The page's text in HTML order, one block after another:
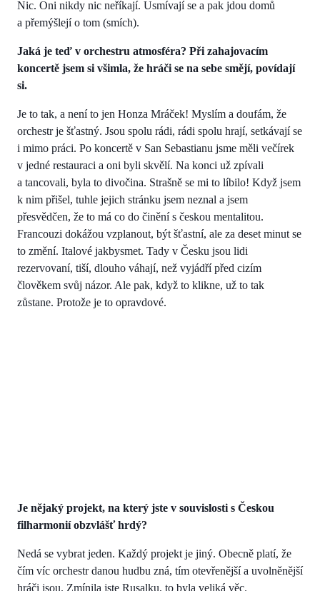
Nic. Oni nikdy nic neříkají. Usmívají se a pak jdou domů
a přemýšlejí o tom (smích).
Jaká je teď v orchestru atmosféra? Při zahajovacím
koncertě jsem si všimla, že hráči se na sebe smějí, povídají
si.
Je to tak, a není to jen Honza Mráček! Myslím a doufám, že
orchestr je šťastný. Jsou spolu rádi, rádi spolu hrají, setkávají se
i mimo práci. Po koncertě v San Sebastianu jsme měli večírek
v jedné restauraci a oni byli skvělí. Na konci už zpívali
a tancovali, byla to divočina. Strašně se mi to líbilo! Když jsem
k nim přišel, tuhle jejich stránku jsem neznal a jsem
přesvědčen, že to má co do činění s českou mentalitou.
Francouzi dokážou vzplanout, být šťastní, ale za deset minut se
to změní. Italové jakbysmet. Tady v Česku jsou lidi
rezervovaní, tiší, dlouho váhají, než vyjádří před cizím
člověkem svůj názor. Ale pak, když to klikne, už to tak
zůstane. Protože je to opravdové.
Je nějaký projekt, na který jste v souvislosti s Českou
filharmonií obzvlášť hrdý?
Nedá se vybrat jeden. Každý projekt je jiný. Obecně platí, že
čím víc orchestr danou hudbu zná, tím otevřenější a uvolněnější
hráči jsou. Zmínila jste Rusalku, to byla veliká věc.